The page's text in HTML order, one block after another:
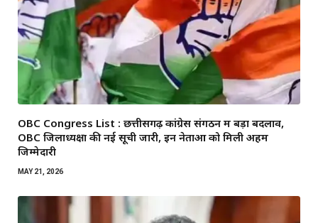
OBC Congress List : छत्तीसगढ़ कांग्रेस संगठन में बड़ा बदलाव,
OBC जिलाध्यक्षों की नई सूची जारी, इन नेताओं को मिली अहम
जिम्मेदारी
MAY 21, 2026